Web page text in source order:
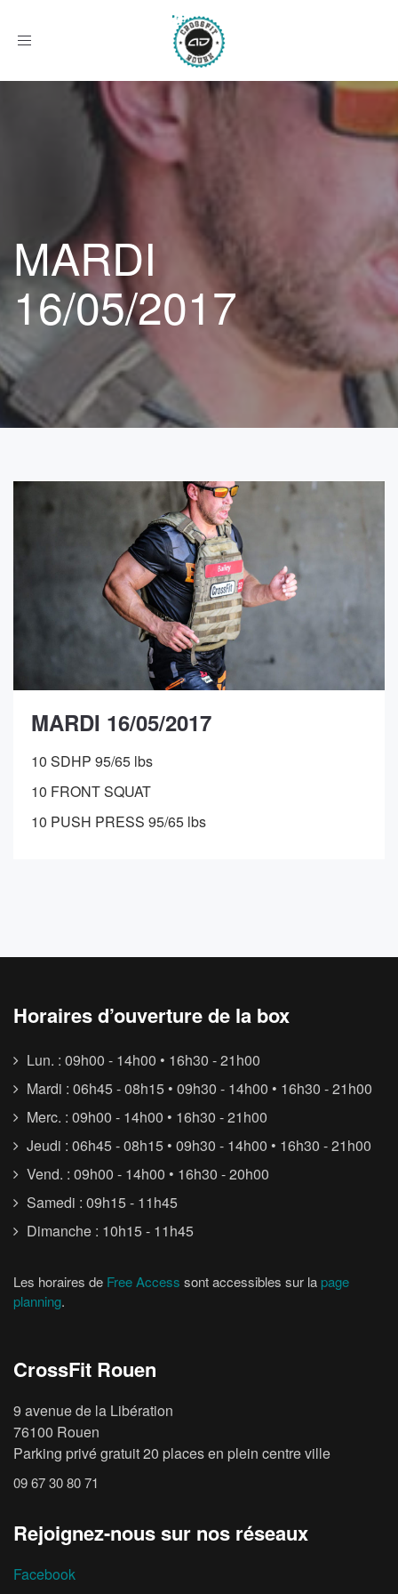
Afficher
MARDI
16/05/2017
MARDI 16/05/2017
10 SDHP 95/65 lbs
10 FRONT SQUAT
10 PUSH PRESS 95/65 lbs
Horaires d’ouverture de la box
Lun. : 09h00 - 14h00 • 16h30 - 21h00
Mardi : 06h45 - 08h15 • 09h30 - 14h00 • 16h30 - 21h00
Merc. : 09h00 - 14h00 • 16h30 - 21h00
Jeudi : 06h45 - 08h15 • 09h30 - 14h00 • 16h30 - 21h00
Vend. : 09h00 - 14h00 • 16h30 - 20h00
Samedi : 09h15 - 11h45
Dimanche : 10h15 - 11h45
Les horaires de Free Access sont accessibles sur la page
planning.
CrossFit Rouen
9 avenue de la Libération
76100 Rouen
Parking privé gratuit 20 places en plein centre ville
09 67 30 80 71
Rejoignez-nous sur nos réseaux
Facebook